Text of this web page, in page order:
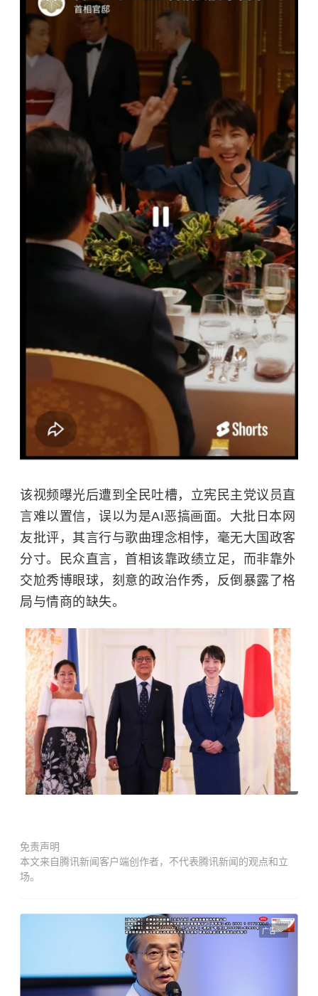
该视频曝光后遭到全民吐槽，立宪民主党议员直
言难以置信，误以为是AI恶搞画面。大批日本网
友批评，其言行与歌曲理念相悖，毫无大国政客
分寸。民众直言，首相该靠政绩立足，而非靠外
交尬秀博眼球，刻意的政治作秀，反倒暴露了格
局与情商的缺失。
免责声明
本文来自腾讯新闻客户端创作者，不代表腾讯新闻的观点和立
场。
广告